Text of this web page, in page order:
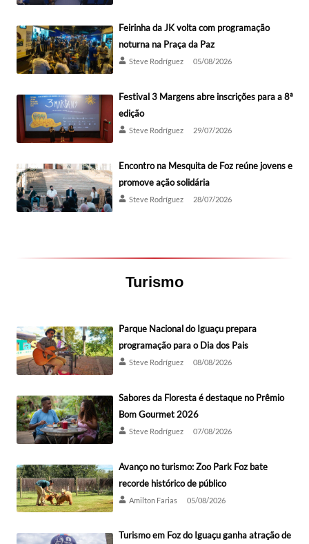
Feirinha da JK volta com programação
noturna na Praça da Paz
Steve Rodríguez 05/08/2026
Festival 3 Margens abre inscrições para a 8ª
edição
Steve Rodríguez 29/07/2026
Encontro na Mesquita de Foz reúne jovens e
promove ação solidária
Steve Rodríguez 28/07/2026
Turismo
Parque Nacional do Iguaçu prepara
programação para o Dia dos Pais
Steve Rodríguez 08/08/2026
Sabores da Floresta é destaque no Prêmio
Bom Gourmet 2026
Steve Rodríguez 07/08/2026
Avanço no turismo: Zoo Park Foz bate
recorde histórico de público
Amilton Farias 05/08/2026
Turismo em Foz do Iguaçu ganha atração de